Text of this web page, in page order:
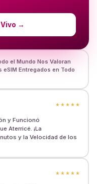
→
el Mundo Nos Valoran
Entregados en Todo
★★★★★
y Funcionó
Aterricé. ¡La
y la Velocidad de los
★★★★★